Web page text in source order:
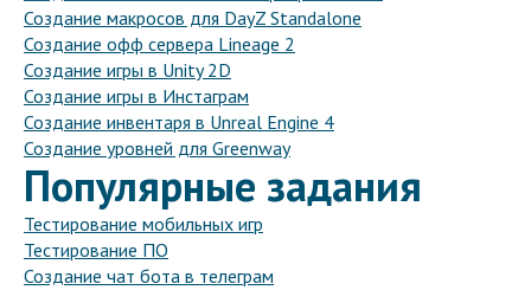
Создание макросов для DayZ Standalone
Создание офф сервера Lineage 2
Создание игры в Unity 2D
Создание игры в Инстаграм
Создание инвентаря в Unreal Engine 4
Создание уровней для Greenway
Популярные задания
Тестирование мобильных игр
Тестирование ПО
Создание чат бота в телеграм